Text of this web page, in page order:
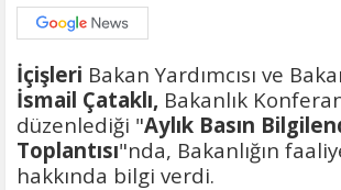
İçişleri Bakan Yardımcısı ve
İsmail Çataklı, Bakanlık
düzenlediği "Aylık Basın
Toplantısı"nda, Bakanlığın
hakkında bilgi verdi.